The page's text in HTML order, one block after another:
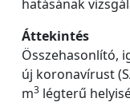
hatásának
Áttekintés
Összehasonlító,
új koronavírust
m3 légterű